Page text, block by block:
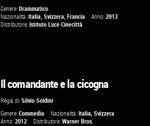
Genere:Drammatico
Nazionalità:Italia ,Svizzera ,Francia Anno:2013
Distributore:Istituto Luce Cinecittà
Il comandante e la cicogna
Regia di:Silvio Soldini
Genere:Commedia Nazionalità:Italia,Svizzera
Anno:2012 Distributore:Warner Bros.